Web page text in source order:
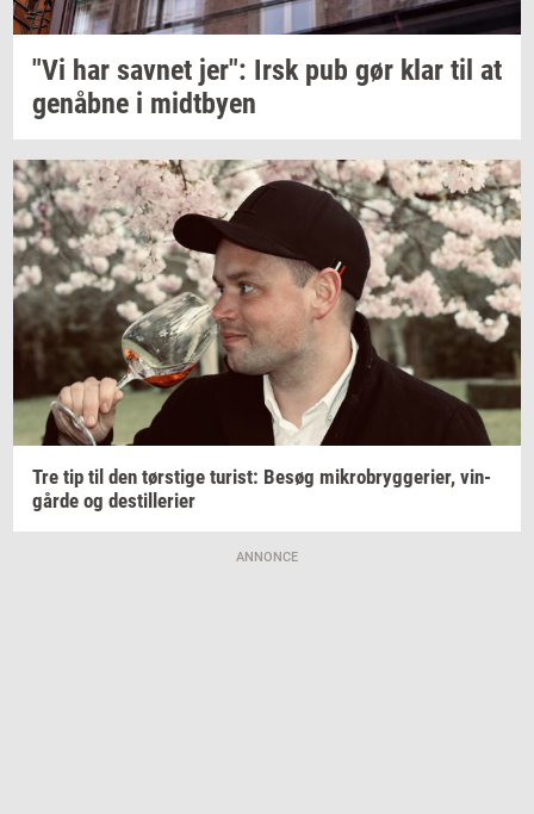
"Vi har sav­net jer": Irsk pub gør klar til at
genåb­ne i midt­by­en
Tre tip til den tørsti­ge turist: Besøg mi­kro­bryg­ge­ri­er, vin­
går­de og destil­le­ri­er
ANNONCE